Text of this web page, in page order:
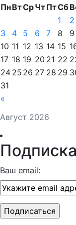
Август 2026
ПнВтСрЧтПтСб
«
1
2
3
4 5 6 7 8
9
10 11 12 13 14 15
17 18 19 20 21 22
24 25 26 27 28 29
31
Ваш email: